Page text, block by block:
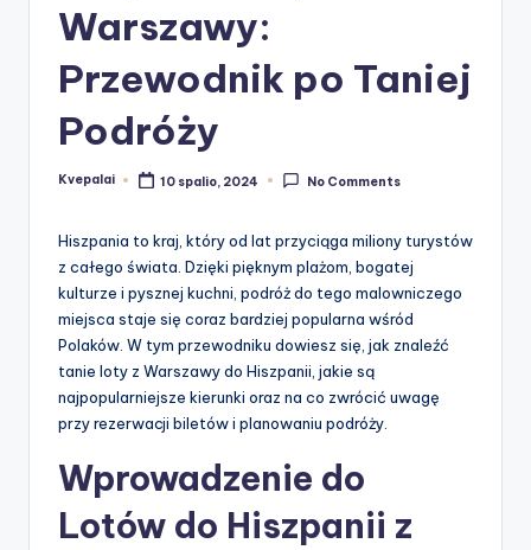
Warszawy:
Przewodnik po Taniej
Podróży
Posted
Kvepalai 10 spalio, 2024 No Comments
Hiszpania to kraj, który od lat przyciąga miliony turystów
z całego świata. Dzięki pięknym plażom, bogatej
kulturze i pysznej kuchni, podróż do tego malowniczego
miejsca staje się coraz bardziej popularna wśród
Polaków. W tym przewodniku dowiesz się, jak znaleźć
tanie loty z Warszawy do Hiszpanii, jakie są
najpopularniejsze kierunki oraz na co zwrócić uwagę
przy rezerwacji biletów i planowaniu podróży.
Wprowadzenie do
Lotów do Hiszpanii z